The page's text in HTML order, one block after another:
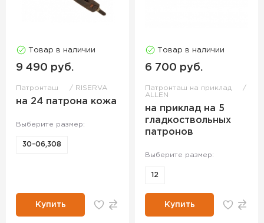
Товар в наличии
9 490 руб.
Патронташ RISERVA
на 24 патрона кожа
Выберите размер:
30-06,308
Купить
Товар в наличии
6 700 руб.
Патронташ на приклад
ALLEN
на приклад на 5
гладкоствольных
патронов
Выберите размер:
12
Купить